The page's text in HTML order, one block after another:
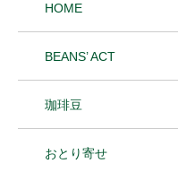
HOME
BEANS’ ACT
珈琲豆
おとり寄せ